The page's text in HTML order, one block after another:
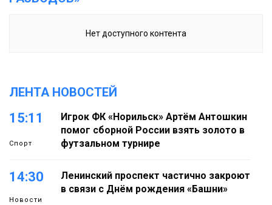
Нет доступного контента
ЛЕНТА НОВОСТЕЙ
15:11
Спорт
Игрок ФК «Норильск» Артём Антошкин
помог сборной России взять золото в
футзальном турнире
14:30
Новости
Ленинский проспект частично закроют
в связи с Днём рождения «Башни»